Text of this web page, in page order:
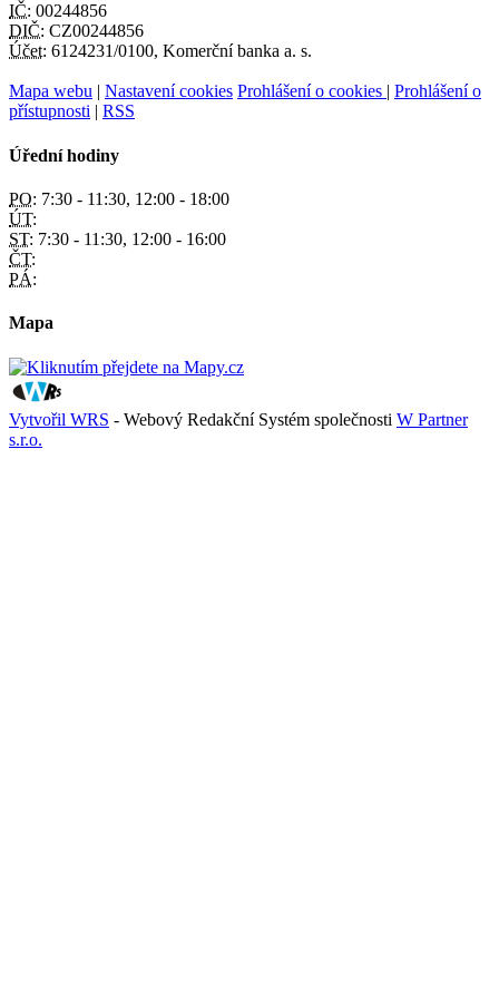
IČ: 00244856
DIČ: CZ00244856
Účet: 6124231/0100, Komerční banka a. s.
Mapa webu Nastavení cookies Prohlášení o cookies
Prohlášení o
přístupnosti
RSS
Úřední hodiny
PO: 7:30 - 11:30, 12:00 - 18:00
ÚT:
ST: 7:30 - 11:30, 12:00 - 16:00
ČT:
PÁ:
Mapa
Vytvořil WRS - Webový Redakční Systém společnosti W Partner
s.r.o.